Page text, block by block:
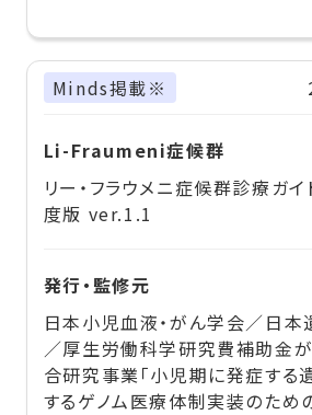
Minds掲載※
Li-Fraumeni症候群
リー・フラウメニ症候群診療ガ
度版 ver.1.1
発行・監修元
日本小児血液・がん学会／日
／厚生労働科学研究費補助金
合研究事業「小児期に発症する
するゲノム医療体制実装のため